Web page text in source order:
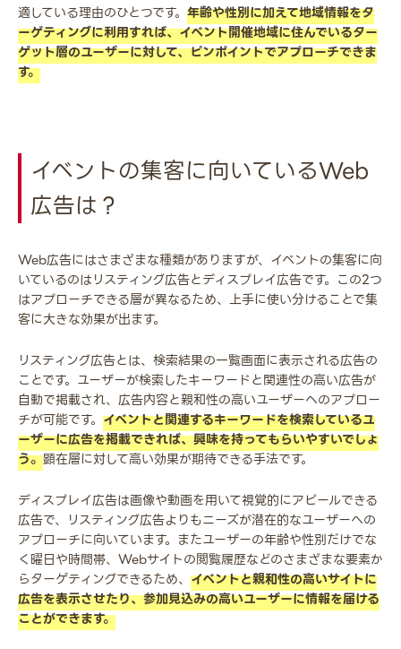
適している理由のひとつです。 年齢や性別に加えて地域情報をタ
ーゲティングに利用すれば、イベント開催地域に住んでいるター
ゲット層のユーザーに対して、ピンポイントでアプローチできま
す。
イベントの集客に向いているWeb
広告は？
Web広告にはさまざまな種類がありますが、イベントの集客に向
いているのはリスティング広告とディスプレイ広告です。この2つ
はアプローチできる層が異なるため、上手に使い分けることで集
客に大きな効果が出ます。
リスティング広告とは、検索結果の一覧画面に表示される広告の
ことです。ユーザーが検索したキーワードと関連性の高い広告が
自動で掲載され、広告内容と親和性の高いユーザーへのアプロー
チが可能です。 イベントと関連するキーワードを検索しているユ
ーザーに広告を掲載できれば、興味を持ってもらいやすいでしょ
う。顕在層に対して高い効果が期待できる手法です。
ディスプレイ広告は画像や動画を用いて視覚的にアピールできる
広告で、リスティング広告よりもニーズが潜在的なユーザーへの
アプローチに向いています。またユーザーの年齢や性別だけでな
く曜日や時間帯、Webサイトの閲覧履歴などのさまざまな要素か
らターゲティングできるため、 イベントと親和性の高いサイトに
広告を表示させたり、参加見込みの高いユーザーに情報を届ける
ことができます。